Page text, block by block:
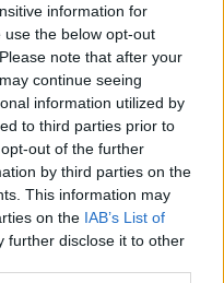
information for
the below opt-out
note that after your
continue seeing
information utilized by
to third parties prior to
out of the further
by third parties on the
This information may
on the IAB’s List of
further disclose it to other